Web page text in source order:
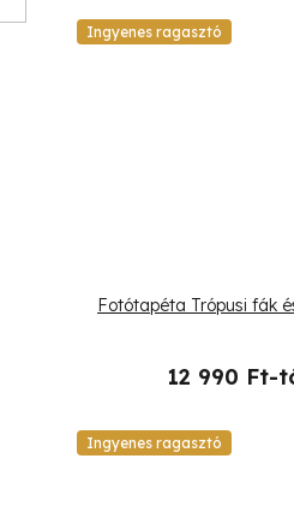
Ingyenes ragasztó
Fotótapéta Trópusi fák
12 990 Ft-
Ingyenes ragasztó